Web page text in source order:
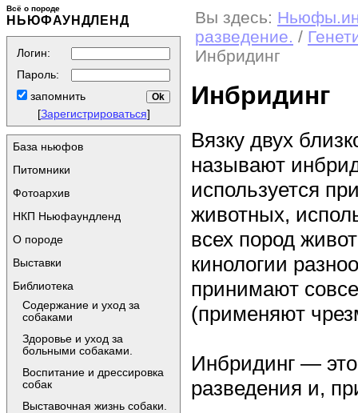
Всё о породе
НЬЮФАУНДЛЕНД
Логин:
Пароль:
запомнить
[Зарегистрироваться]
База ньюфов
Питомники
Фотоархив
НКП Ньюфаундленд
О породе
Выставки
Библиотека
Содержание и уход за
собаками
Здоровье и уход за
больными собаками.
Воспитание и дрессировка
собак
Выставочная жизнь собаки.
Вы здесь:
разведение. /
Инбридинг
Инбридинг
Вязку двух
называют
используется
животных,
всех пород
кинологии
принимают
(применяют
Инбридинг — это
разведения и,